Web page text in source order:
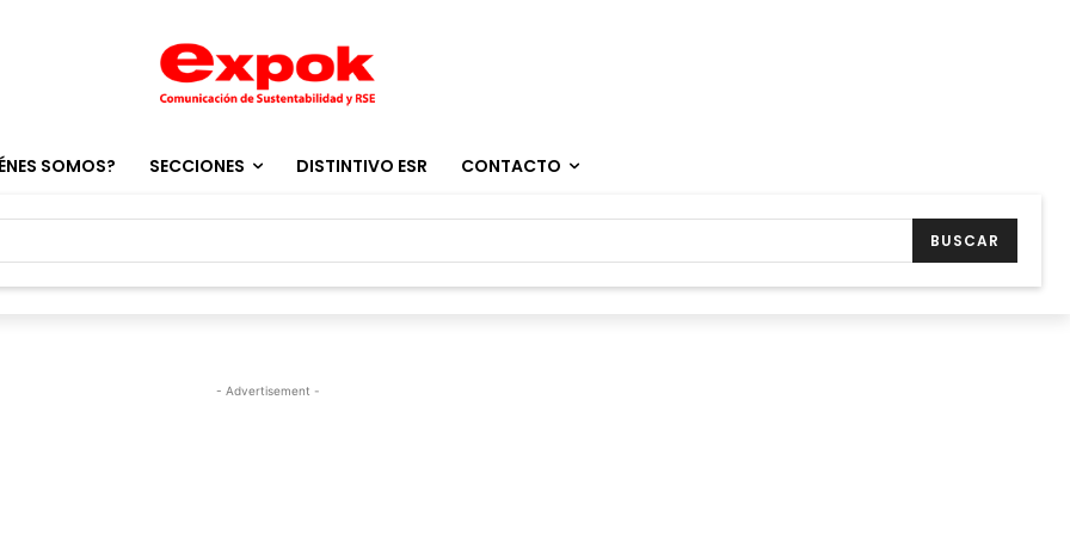
SOMOS? SECCIONES DISTINTIVO ESR CONTACTO
BUSCAR
- Advertisement -